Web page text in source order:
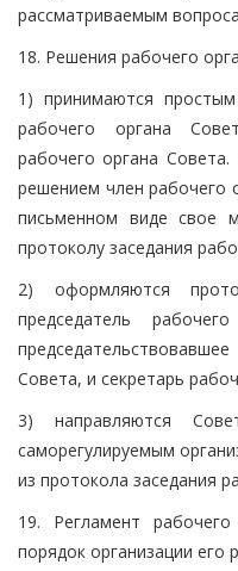
рассматриваемым
18. Решения рабочего
1) принимаются
рабочего органа
рабочего органа
решением член рабочего
письменном виде свое
протоколу заседания
2) оформляются
председатель
Совета, и секретарь
3) направляются
саморегулируемым
из протокола заседания
19. Регламент
порядок организации